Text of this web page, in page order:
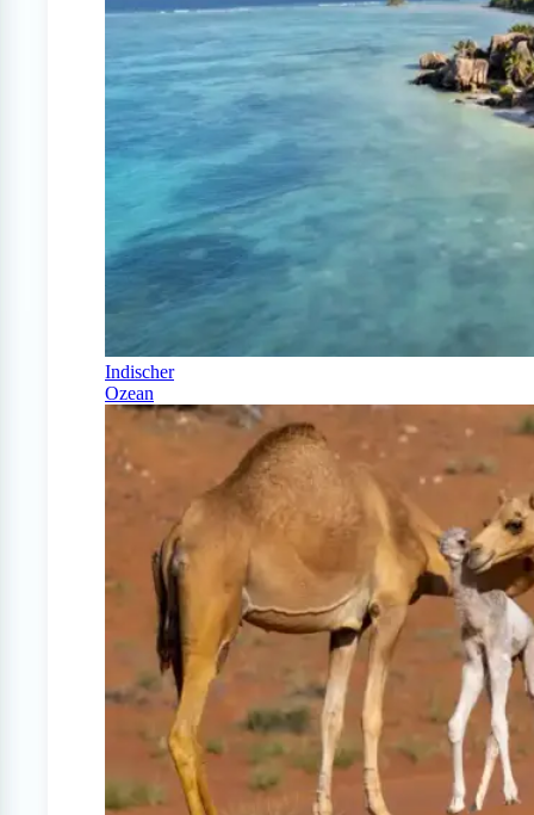
Indischer
Ozean